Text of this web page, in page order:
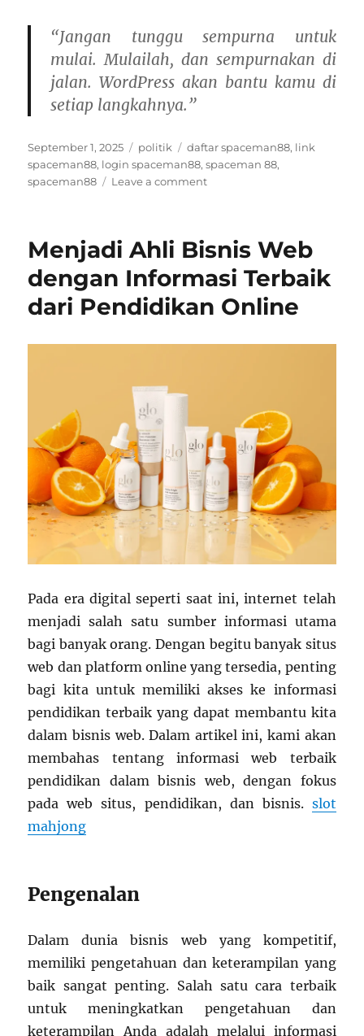
“Jangan tunggu sempurna untuk
mulai. Mulailah, dan sempurnakan di
jalan. WordPress akan bantu kamu di
setiap langkahnya.”
Posted
on
September 1, 2025 Categories
politik Tags
daftar spaceman88, link
spaceman88, login spaceman88,spaceman 88,
spaceman88
Leave a commenton
Lengkap
Membuat
Website
Sendiri
Tanpa
Menjadi Ahli Bisnis Web
dengan Informasi Terbaik
dari Pendidikan Online
Pada era digital seperti saat ini, internet telah
menjadi salah satu sumber informasi utama
bagi banyak orang. Dengan begitu banyak situs
web dan platform online yang tersedia, penting
bagi kita untuk memiliki akses ke informasi
pendidikan terbaik yang dapat membantu kita
dalam bisnis web. Dalam artikel ini, kami akan
membahas tentang informasi web terbaik
pendidikan dalam bisnis web, dengan fokus
pada web situs, pendidikan, dan bisnis. slot
mahjong
Pengenalan
Dalam dunia bisnis web yang kompetitif,
memiliki pengetahuan dan keterampilan yang
baik sangat penting. Salah satu cara terbaik
untuk meningkatkan pengetahuan dan
keterampilan Anda adalah melalui informasi